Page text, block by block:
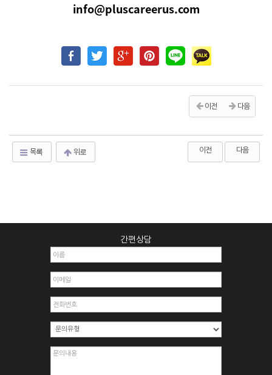
info@pluscareerus.com
이전 다음
목록 위로 이전 다음
간편상담